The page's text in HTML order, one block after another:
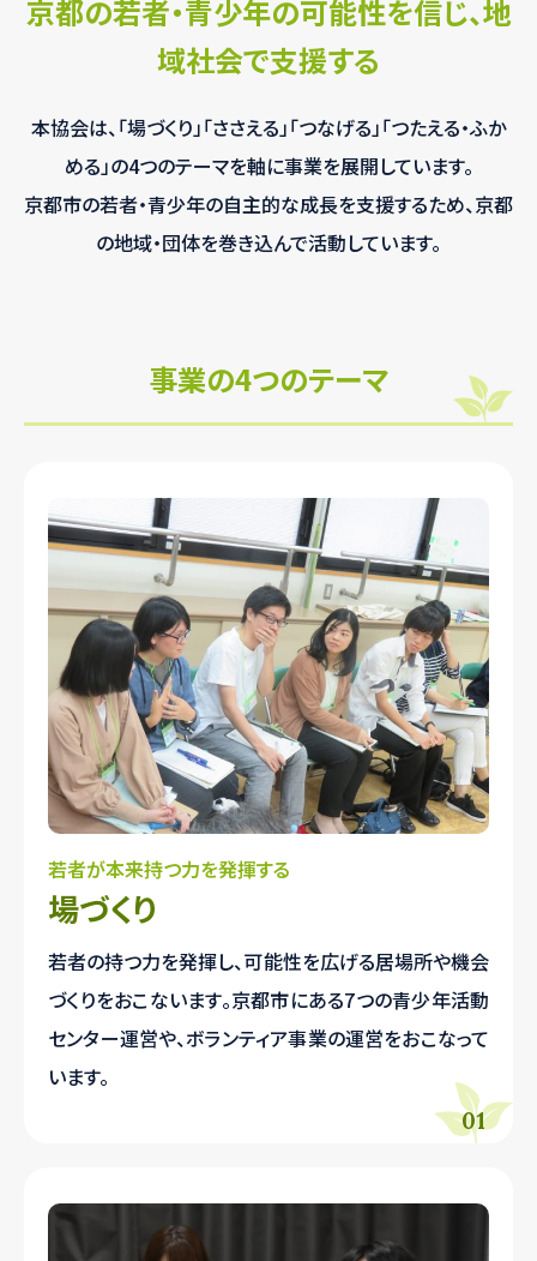
京都の若者・青少年の可能性を信じ、地
域社会で支援する
本協会は、「場づくり」「ささえる」「つなげる」「つたえる・ふか
める」の4つのテーマを軸に事業を展開しています。
京都市の若者・青少年の自主的な成長を支援するため、京都
の地域・団体を巻き込んで活動しています。
事業の4つのテーマ
若者が本来持つ力を発揮する
場づくり
若者の持つ力を発揮し、可能性を広げる居場所や機会
づくりをおこないます。京都市にある7つの青少年活動
センター運営や、ボランティア事業の運営をおこなって
います。